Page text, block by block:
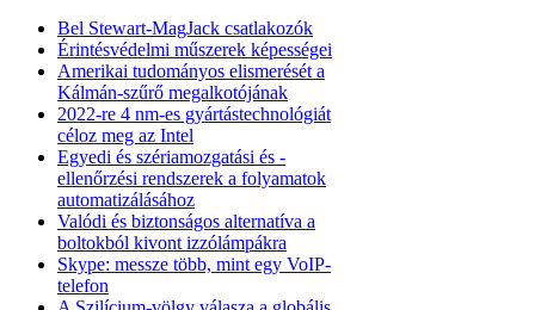
Bel Stewart-MagJack csatlakozók
Érintésvédelmi műszerek képességei
Amerikai tudományos elismerését a
Kálmán-szűrő megalkotójának
2022-re 4 nm-es gyártástechnológiát
céloz meg az Intel
Egyedi és szériamozgatási és -
ellenőrzési rendszerek a folyamatok
automatizálásához
Valódi és biztonságos alternatíva a
boltokból kivont izzólámpákra
Skype: messze több, mint egy VoIP-
telefon